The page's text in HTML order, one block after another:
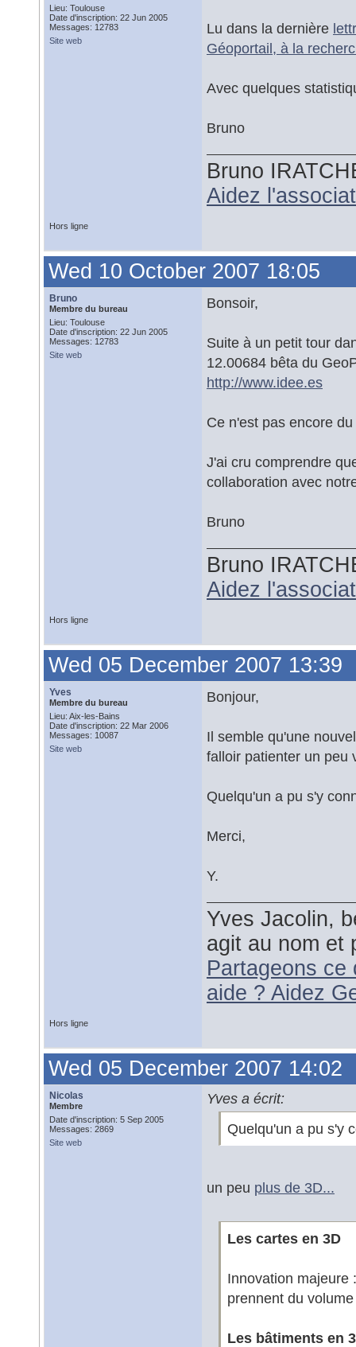
Lieu: Toulouse
Date d'inscription: 22 Jun 2005
Messages: 12783
Site web
Lu dans la dernière
Géoportail, à la
Avec quelques
Bruno
Bruno
Aidez
Hors ligne
Wed 10 October 2007 18:05
Bruno
Membre du bureau
Lieu: Toulouse
Date d'inscription: 22 Jun 2005
Messages: 12783
Site web
Bonsoir,
Suite à un petit tour
12.00684 bêta du
http://www.idee.es
Ce n'est pas encore
J'ai cru comprendre
collaboration avec
Bruno
Bruno
Aidez
Hors ligne
Wed 05 December 2007 13:39
Yves
Membre du bureau
Lieu: Aix-les-Bains
Date d'inscription: 22 Mar 2006
Messages: 10087
Site web
Bonjour,
Il semble qu'une
falloir patienter un peu
Quelqu'un a pu s'y
Merci,
Y.
Yves Jacolin,
agit au nom et
Partageons ce
aide ? Aidez
Hors ligne
Wed 05 December 2007 14:02
Nicolas
Membre
Date d'inscription: 5 Sep 2005
Messages: 2869
Site web
Yves a écrit:
Quelqu'un a pu s'y
un peu plus de 3D...
Les cartes en 3D
Innovation majeure
prennent du
Les bâtiments en